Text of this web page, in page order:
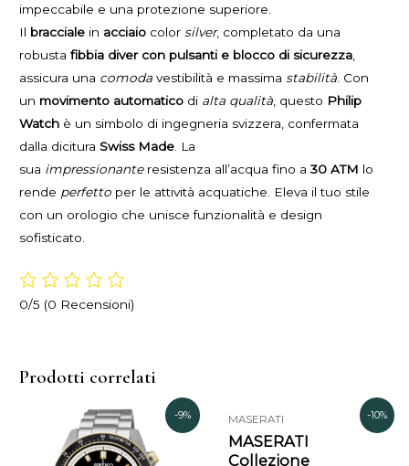
impeccabile e una protezione superiore.
Il bracciale in acciaio color silver, completato da una
robustafibbia diver con pulsanti e blocco di sicurezza
assicura una comoda vestibilità e massima stabilità . Con
un movimento automatico di alta qualità , questo Philip
Watch è un simbolo di ingegneria svizzera, confermata
dalla dicituraSwiss Made . La
sua impressionanteresistenza all’acqua fino a30 ATM lo
rende perfetto per le attività acquatiche. Eleva il tuo stile
con un orologio che unisce funzionalità e design
sofisticato.
0/5 (0 Recensioni)
Prodotti correlati
-9%
Il
prezzo
originale
Il
prezzo
-10%
MASERATI
MASERATI
Collezione
originale
prezzo